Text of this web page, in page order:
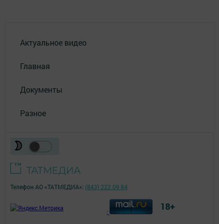
Актуальное видео
Главная
Документы
Разное
Телефон АО «ТАТМЕДИА»: (843) 222 09 84
; 18+